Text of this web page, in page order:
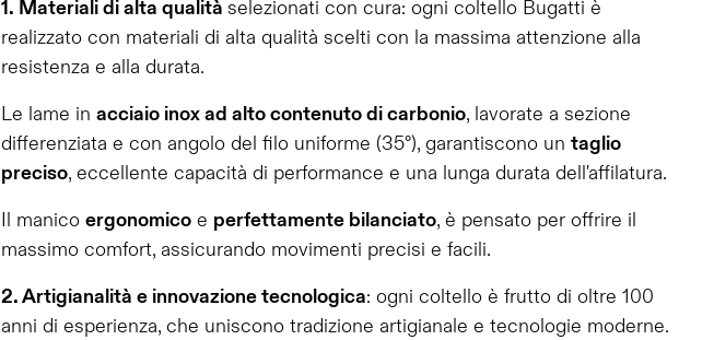
1. Materiali di alta qualità selezionati con cura: ogni coltello Bugatti è
realizzato con materiali di alta qualità scelti con la massima attenzione alla
resistenza e alla durata.
Le lame in acciaio inox ad alto contenuto di carbonio, lavorate a sezione
differenziata e con angolo del filo uniforme (35°), garantiscono un taglio
preciso, eccellente capacità di performance e una lunga durata dell'affilatura.
Il manico ergonomico e perfettamente bilanciato, è pensato per offrire il
massimo comfort, assicurando movimenti precisi e facili.
2. Artigianalità e innovazione tecnologica: ogni coltello è frutto di oltre 100
anni di esperienza, che uniscono tradizione artigianale e tecnologie moderne.